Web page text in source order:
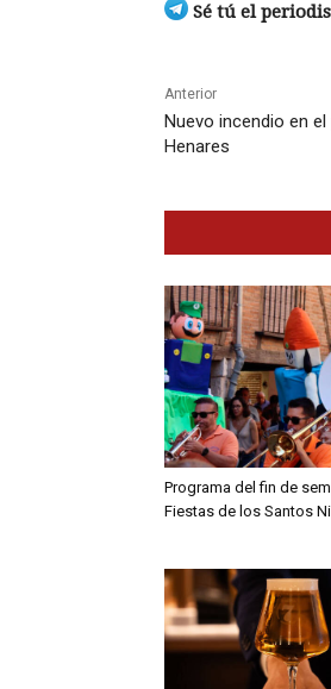
Sé tú el
Anterior
Nuevo incendio en
Henares
Programa del fin de
Fiestas de los Santos